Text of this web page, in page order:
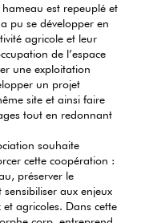
est repeuplé et
pu se développer en
agricole et leur
de l’espace
une exploitation
un projet
site et ainsi faire
tout en redonnant
souhaite
cette coopération :
préserver le
aux enjeux
agricoles. Dans cette